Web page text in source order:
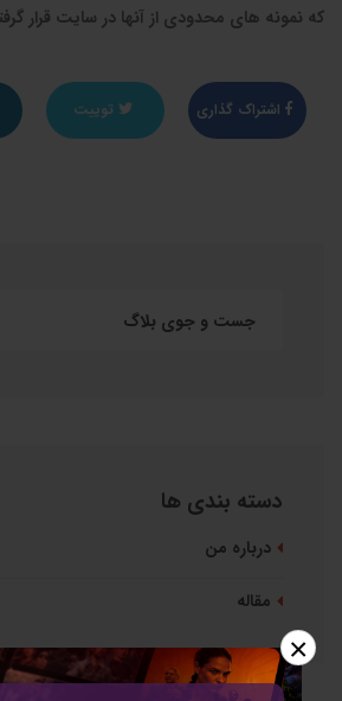
×
که نمونه های محدودی از آنها در سایت قرار
اشتراک گذاری توییت
دسته بندی ها
درباره من
مقاله